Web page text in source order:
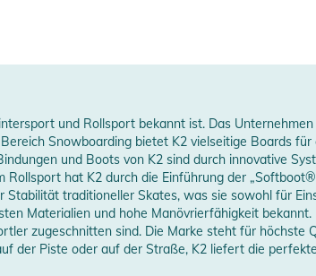
und Rollsport bekannt ist. Das
Snowboarding bietet K2 vielseitige Boards
und Boots von K2 sind durch innovative
hat K2 durch die Einführung der
traditioneller Skates, was sie sowohl für
Materialien und hohe Manövrierfähigkeit bekannt.
zugeschnitten sind. Die Marke steht für höchste
der Piste oder auf der Straße, K2 liefert die